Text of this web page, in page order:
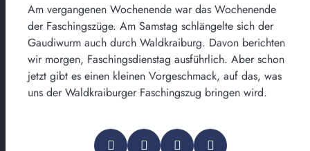
Am vergangenen Wochenende war das Wochenende
der Faschingszüge. Am Samstag schlängelte sich der
Gaudiwurm auch durch Waldkraiburg. Davon berichten
wir morgen, Faschingsdienstag ausführlich. Aber schon
jetzt gibt es einen kleinen Vorgeschmack, auf das, was
uns der Waldkraiburger Faschingszug bringen wird.